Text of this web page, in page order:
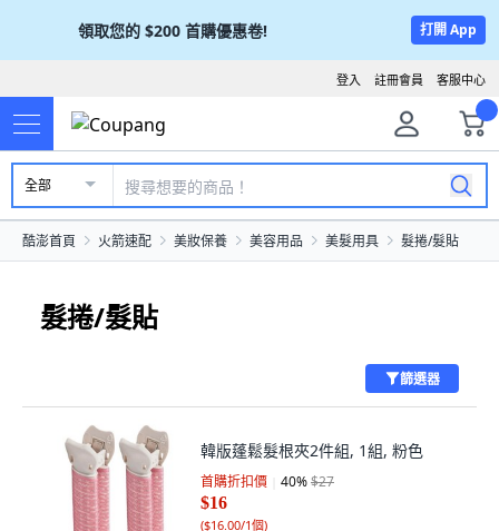
領取您的 $200 首購優惠卷! 打開 App
客服中心
註冊會員
登入
全部
酷澎首頁 火箭速配 美妝保養 美容用品 美髮用具 髮捲/髮貼
髮捲/髮貼
篩選器
韓版蓬鬆髮根夾2件組, 1組, 粉色
首購折扣價 40%$27
$16
($16.00/1個)